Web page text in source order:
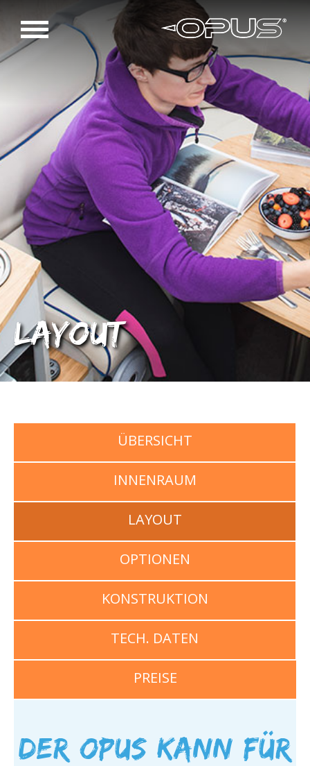
Layout
ÜBERSICHT
INNENRAUM
LAYOUT
OPTIONEN
KONSTRUKTION
TECH. DATEN
PREISE
Der Opus kann für